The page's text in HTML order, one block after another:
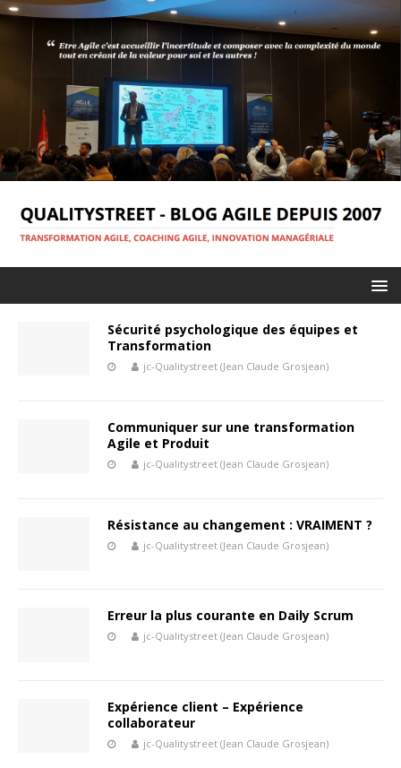
Sécurité psychologique des équipes et
Transformation
jc-Qualitystreet (Jean Claude Grosjean)
Communiquer sur une transformation
Agile et Produit
jc-Qualitystreet (Jean Claude Grosjean)
Résistance au changement : VRAIMENT ?
jc-Qualitystreet (Jean Claude Grosjean)
Erreur la plus courante en Daily Scrum
jc-Qualitystreet (Jean Claude Grosjean)
Expérience client – Expérience
collaborateur
jc-Qualitystreet (Jean Claude Grosjean)